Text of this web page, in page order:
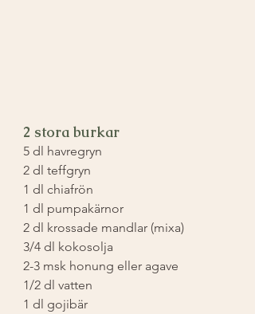
2 stora burkar
5 dl havregryn
2 dl teffgryn
1 dl chiafrön
1 dl pumpakärnor
2 dl krossade mandlar (mixa)
3/4 dl kokosolja
2-3 msk honung eller agave
1/2 dl vatten
1 dl gojibär